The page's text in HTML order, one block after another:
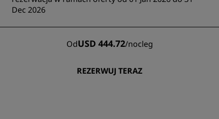
Dec 2026
OdUSD 444.72/nocleg
REZERWUJ TERAZ